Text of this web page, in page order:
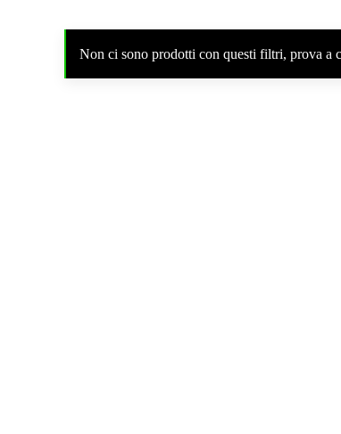
Non ci sono prodotti con questi filtri, prova a